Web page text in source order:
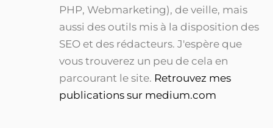
PHP, Webmarketing), de veille, mais
aussi des outils mis à la disposition des
SEO et des rédacteurs. J'espère que
vous trouverez un peu de cela en
parcourant le site. Retrouvez mes
publications sur medium.com